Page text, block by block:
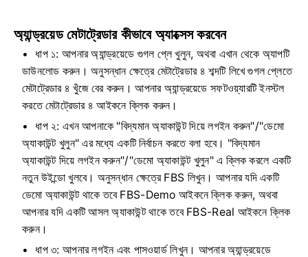
অ্যান্ড্রয়েড মেটাট্রেডার কীভাবে অ্যাক্সেস করবেন
ধাপ ১: আপনার অ্যান্ড্রয়েডে গুগল প্লে খুলুন, অথবা এখান থেকে অ্যাপটি
ডাউনলোড করুন। অনুসন্ধান ক্ষেত্রে মেটাট্রেডার ৪ শব্দটি লিখে গুগল প্লেতে
মেটাট্রেডার ৪ খুঁজে বের করুন। আপনার অ্যান্ড্রয়েডে সফটওয়্যারটি ইনস্টল
করতে মেটাট্রেডার ৪ আইকনে ক্লিক করুন।
ধাপ ২: এখন আপনাকে "বিদ্যমান অ্যাকাউন্ট দিয়ে লগইন করুন"/"ডেমো
অ্যাকাউন্ট খুলুন" এর মধ্যে একটি নির্বাচন করতে বলা হবে। "বিদ্যমান
অ্যাকাউন্ট দিয়ে লগইন করুন"/"ডেমো অ্যাকাউন্ট খুলুন" এ ক্লিক করলে একটি
নতুন উইন্ডো খুলবে। অনুসন্ধান ক্ষেত্রে FBS লিখুন। আপনার যদি একটি
ডেমো অ্যাকাউন্ট থাকে তবে FBS-Demo আইকনে ক্লিক করুন, অথবা
আপনার যদি একটি আসল অ্যাকাউন্ট থাকে তবে FBS-Real আইকনে ক্লিক
করুন।
ধাপ ৩: আপনার লগইন এবং পাসওয়ার্ড লিখুন। আপনার অ্যান্ড্রয়েডে